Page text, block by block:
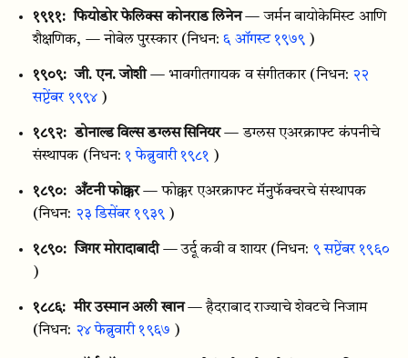
१९११: फियोडोर फेलिक्स कोनराड लिनेन — जर्मन बायोकेमिस्ट आणि
शैक्षणिक, — नोबेल पुरस्कार (निधन:६ ऑगस्ट १९७९ )
१९०९: जी. एन. जोशी — भावगीतगायक व संगीतकार (निधन: २२
सप्टेंबर १९९४)
१८९२: डोनाल्ड विल्स डग्लस सिनियर — डग्लस एअरक्राफ्ट कंपनीचे
संस्थापक (निधन:१ फेब्रुवारी १९८१ )
१८९०: अँटनी फोक्कर — फोक्कर एअरक्राफ्ट मॅनुफॅक्चरचे संस्थापक
(निधन: २३ डिसेंबर १९३९)
१८९०: जिगर मोरादाबादी — उर्दू कवी व शायर (निधन: ९ सप्टेंबर १९६०
)
१८८६: मीर उस्मान अली खान — हैदराबाद राज्याचे शेवटचे निजाम
(निधन: २४ फेब्रुवारी १९६७ )